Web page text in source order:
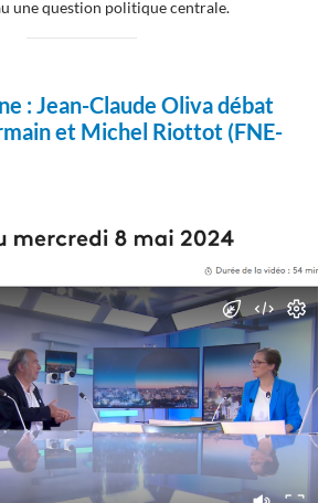
une question politique centrale.
:Jean-Claude Oliva débat
et Michel Riottot (FNE-